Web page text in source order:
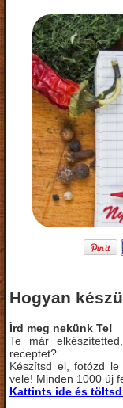
Hogyan
Írd meg nekünk Te!
Te már
receptet?
Készítsd el, fotózd
vele! Minden 1000 új
Kattints ide és